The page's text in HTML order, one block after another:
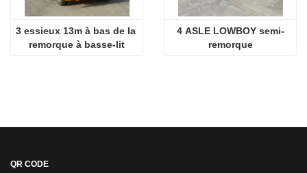
3 essieux 13m à bas de la
remorque à basse-lit
4 ASLE LOWBOY semi-
remorque
QR CODE